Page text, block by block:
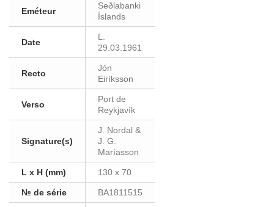
Eméteur
Seðlabanki
Íslands
Date
L.
29.03.1961
Recto
Jón
Eiríksson
Verso
Port de
Reykjavík
Signature(s)
J. Nordal &
J. G.
Maríasson
L x H (mm) 130 x 70
№ de série BA1811515